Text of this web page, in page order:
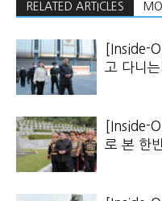
RELATED ARTICLES
[Inside-
고 다니
[Inside-
로 본 한